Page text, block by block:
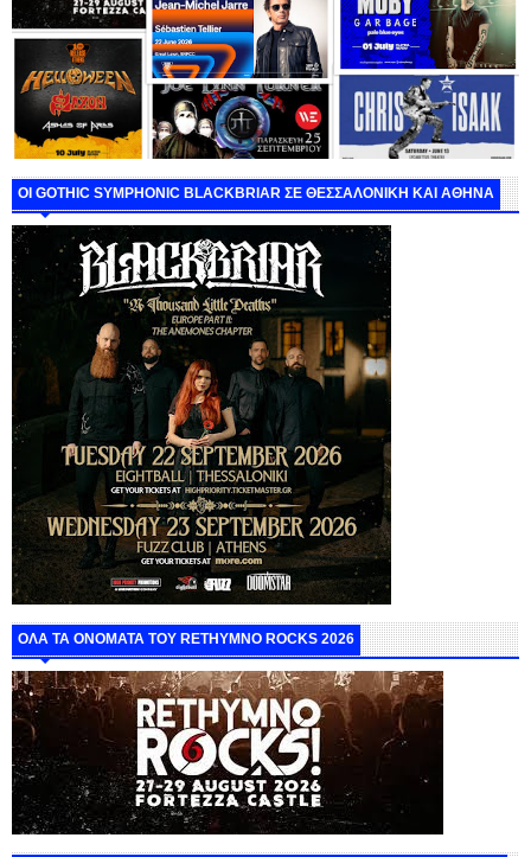
ΟΙ GOTHIC SYMPHONIC BLACKBRIAR ΣΕ ΘΕΣΣΑΛΟΝΙΚΗ ΚΑΙ ΑΘΗΝΑ
ΟΛΑ ΤΑ ΟΝΟΜΑΤΑ ΤΟΥ RETHYMNO ROCKS 2026